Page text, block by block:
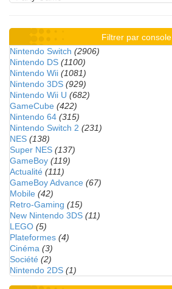
Filtrer par console
Nintendo Switch (2906)
Nintendo DS (1100)
Nintendo Wii (1081)
Nintendo 3DS (929)
Nintendo Wii U (682)
GameCube (422)
Nintendo 64 (315)
Nintendo Switch 2 (231)
NES (138)
Super NES (137)
GameBoy (119)
Actualité (111)
GameBoy Advance (67)
Mobile (42)
Retro-Gaming (15)
New Nintendo 3DS (11)
LEGO (5)
Plateformes (4)
Cinéma (3)
Société (2)
Nintendo 2DS (1)